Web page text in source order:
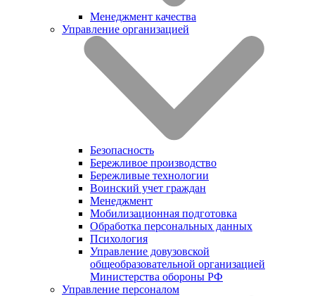
Менеджмент качества
Управление организацией
Безопасность
Бережливое производство
Бережливые технологии
Воинский учет граждан
Менеджмент
Мобилизационная подготовка
Обработка персональных данных
Психология
Управление довузовской
общеобразовательной организацией
Министерства обороны РФ
Управление персоналом